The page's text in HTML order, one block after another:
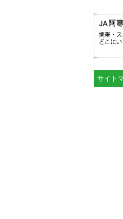
サイト